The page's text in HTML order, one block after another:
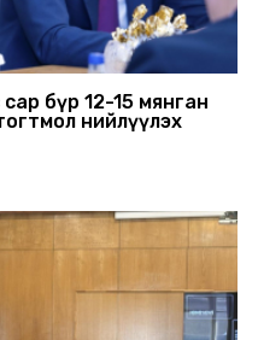
бүр 12-15 мянган
нийлүүлэх